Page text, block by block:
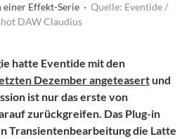
einer Effekt-Serie · Quelle: Eventide /
DAW Claudius
hatte Eventide mit den
Dezember angeteasert und
ist nur das erste von
zurückgreifen. Das Plug-in
Transientenbearbeitung die Latte